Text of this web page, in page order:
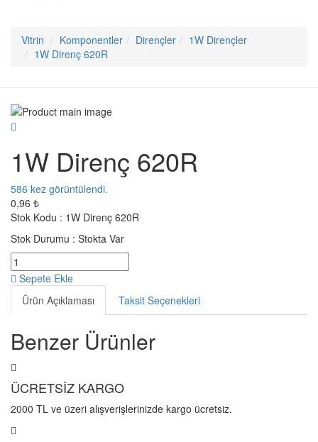
Vitrin Komponentler Dirençler
1W Dirençler
1W Direnç 620R
1W Direnç 620R
586 kez görüntülendi.
0,96 ₺
Stok Kodu : 1W Direnç 620R
Stok Durumu : Stokta Var
Sepete Ekle
Ürün Açıklaması
Taksit Seçenekleri
Benzer Ürünler
ÜCRETSİZ KARGO
2000 TL ve üzeri alışverişlerinizde kargo ücretsiz.